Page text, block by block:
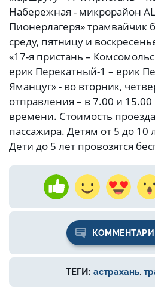
Набережная - микрорайон
Пионерлагеря» трамвайчик
среду, пятницу и
«17-я пристань –
ерик Перекатный-1 – ерик
Яманцуг» - во вторник,
отправления – в 7.00 и
времени. Стоимость
пассажира. Детям от 5 до 10
Дети до 5 лет провозятся
ТЕГИ: астрахань,